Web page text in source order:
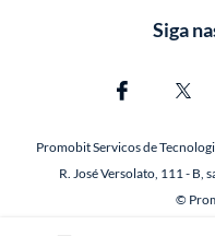
Siga
Promobit Servicos de
R. José Versolato, 111 - B,
©